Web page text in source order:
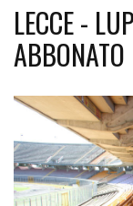
LECCE -
ABBONATO